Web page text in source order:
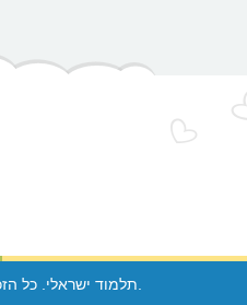
© 2019 תלמוד ישראלי. כל הזכויות שמורות.